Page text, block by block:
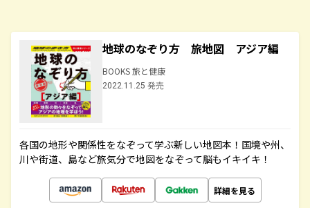
地球のなぞり方 旅地図 アジア編
BOOKS 旅と健康
2022.11.25 発売
各国の地形や関係性をなぞって学ぶ新しい地図本！国境や州、
川や街道、島など旅気分で地図をなぞって脳もイキイキ！
詳細を見る